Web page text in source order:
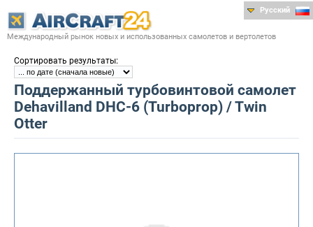
Международный рынок новых и использованных самолетов и вертолетов
Русский
Сортировать результаты:
Поддержанный турбовинтовой самолет
Dehavilland DHC-6 (Turboprop) / Twin
Otter